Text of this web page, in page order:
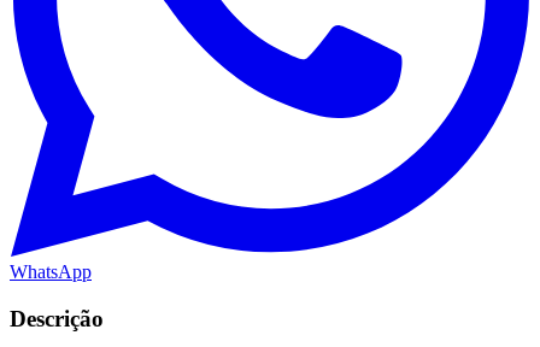
WhatsApp
Descrição